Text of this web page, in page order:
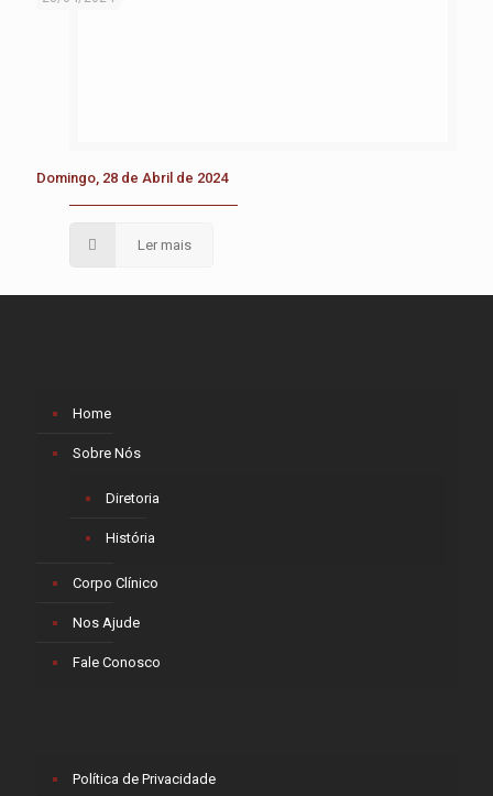
Domingo, 28 de Abril de 2024
Ler mais
Home
Sobre Nós
Diretoria
História
Corpo Clínico
Nos Ajude
Fale Conosco
Política de Privacidade